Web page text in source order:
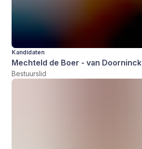
Kandidaten
Mechteld de Boer - van Doorninck
Bestuurslid